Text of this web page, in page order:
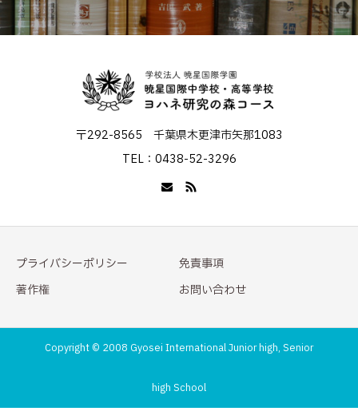
〒292-8565 千葉県木更津市矢那1083
TEL：0438-52-3296
プライバシーポリシー
免責事項
著作権
お問い合わせ